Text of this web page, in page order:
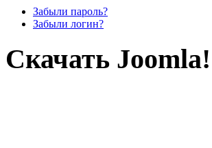
Забыли пароль?
Забыли логин?
Скачать Joomla!